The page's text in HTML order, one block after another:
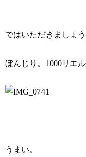
ではいただきましょう
ぼんじり。1000リエル
うまい。